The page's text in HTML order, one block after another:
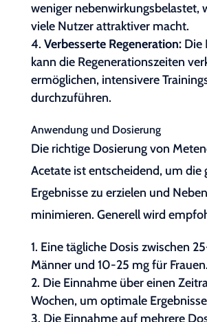
weniger nebenwirkungsbelastet,
viele Nutzer attraktiver macht.
Verbesserte Regeneration:Die
kann die Regenerationszeiten
ermöglichen, intensivere
durchzuführen.
Anwendung und Dosierung
Die richtige Dosierung von
Acetate ist entscheidend, um die
Ergebnisse zu erzielen und
minimieren. Generell wird
Eine tägliche Dosis zwischen
Männer und 10-25 mg für Frauen.
Die Einnahme über einen
Wochen, um optimale
Die Einnahme auf mehrere